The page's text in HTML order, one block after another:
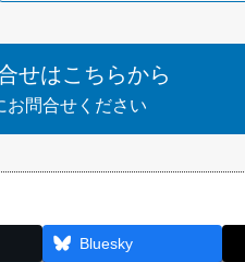
せはこちらから
お問合せください
Bluesky